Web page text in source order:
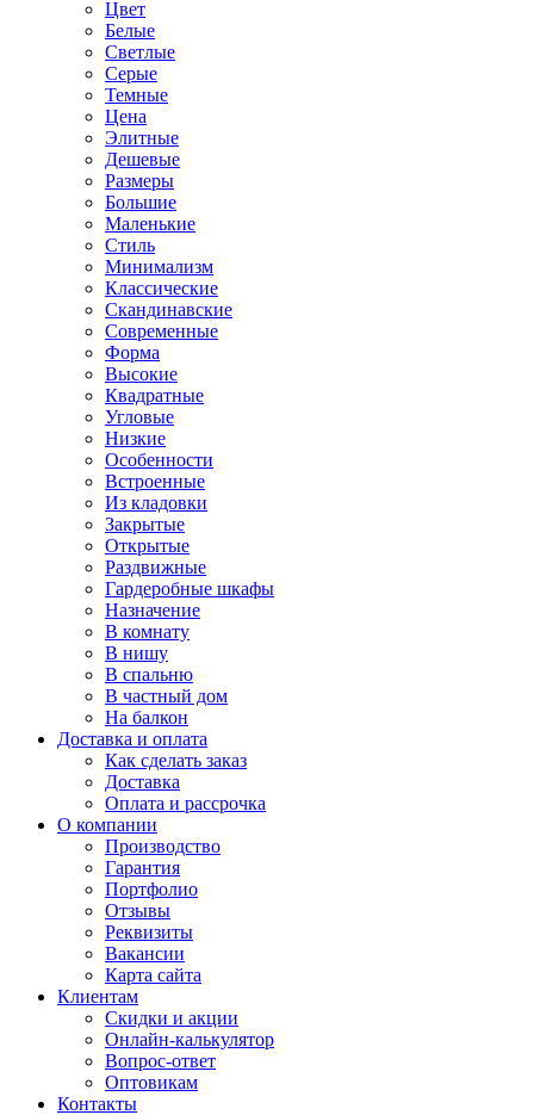
Цвет
Белые
Светлые
Серые
Темные
Цена
Элитные
Дешевые
Размеры
Большие
Маленькие
Стиль
Минимализм
Классические
Скандинавские
Современные
Форма
Высокие
Квадратные
Угловые
Низкие
Особенности
Встроенные
Из кладовки
Закрытые
Открытые
Раздвижные
Гардеробные шкафы
Назначение
В комнату
В нишу
В спальню
В частный дом
На балкон
Доставка и оплата
Как сделать заказ
Доставка
Оплата и рассрочка
О компании
Производство
Гарантия
Портфолио
Отзывы
Реквизиты
Вакансии
Карта сайта
Клиентам
Скидки и акции
Онлайн-калькулятор
Вопрос-ответ
Оптовикам
Контакты